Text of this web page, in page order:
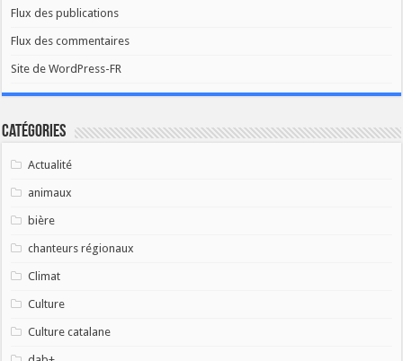
Flux des publications
Flux des commentaires
Site de WordPress-FR
Catégories
Actualité
animaux
bière
chanteurs régionaux
Climat
Culture
Culture catalane